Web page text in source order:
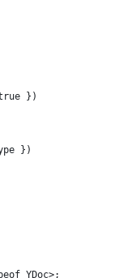
})
})
YDoc>;